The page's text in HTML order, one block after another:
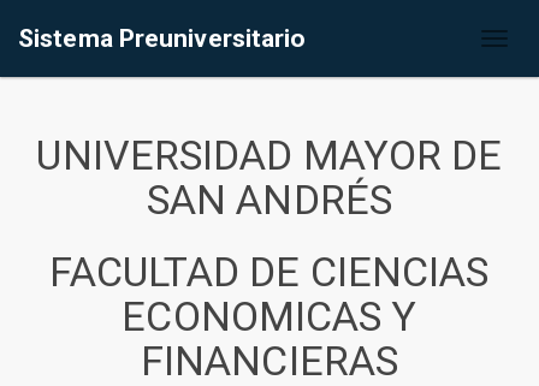
Sistema Preuniversitario
UNIVERSIDAD MAYOR DE
SAN ANDRÉS
FACULTAD DE CIENCIAS
ECONOMICAS Y
FINANCIERAS